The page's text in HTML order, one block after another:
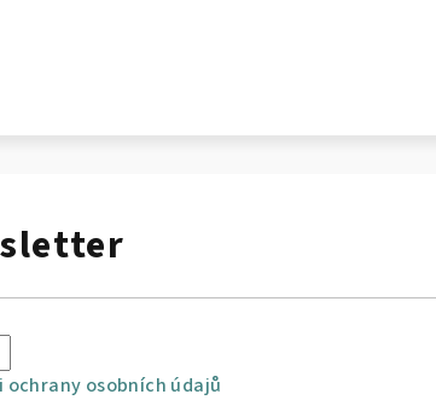
ochrany osobních údajů